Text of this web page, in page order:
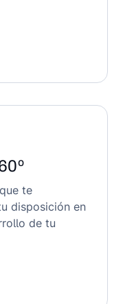
te
disposición en
de tu